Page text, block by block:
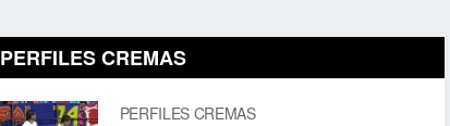
PERFILES CREMAS
PERFILES CREMAS